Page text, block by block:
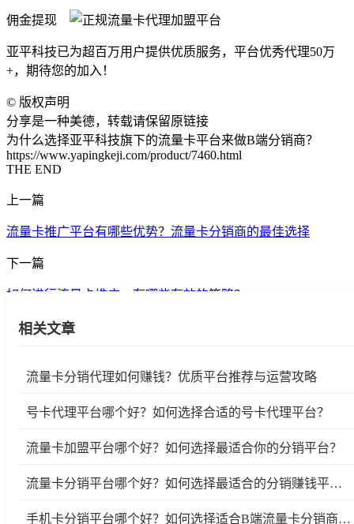
佣金提现
亚平科技已为超百万用户提供优质服务，平台优秀代理50万
+，期待您的加入！
© 版权声明
分享是一种美德，转载请保留原链接
为什么选择亚平科技旗下的流量卡平台来做B端分销商？
https://www.yapingkeji.com/product/7460.html
THE END
上一篇
流量卡推广平台有哪些优势？流量卡分销商的最佳选择
下一篇
如何进行流量卡推广，有哪些有效的策略？
相关文章
流量卡分销代理如何赚钱？优质平台推荐与运营攻略
号卡代理平台哪个好？如何选择合适的号卡代理平台？
流量卡加盟平台哪个好？如何选择最适合你的分销平台？
流量卡分销平台哪个好？如何选择最适合的分销赚钱平台？
手机卡分销平台哪个好？如何选择适合B端流量卡分销商的平台？